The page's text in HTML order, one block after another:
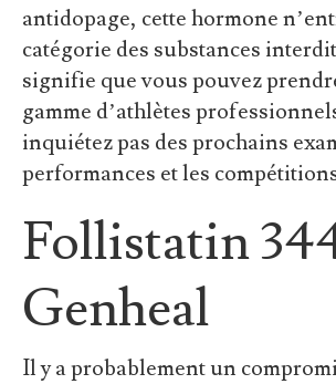
antidopage, cette hormone
catégorie des substances
signifie que vous pouvez
gamme d’athlètes
inquiétez pas des prochains
performances et les
Follistatin
Genheal
Il y a probablement un